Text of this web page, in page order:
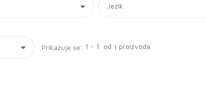
Prikazuje se: 1 - 1 od 1 proizvoda